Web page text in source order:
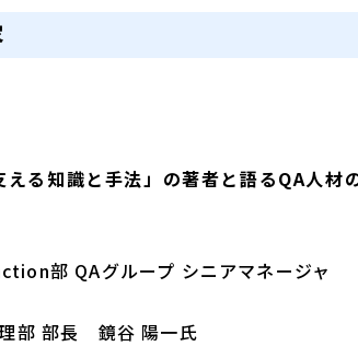
る知識と手法」の著者と語るQA人材
部 QAグループ シニアマネージャ
部 部長 鏡谷 陽一氏